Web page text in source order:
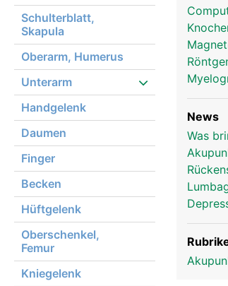
Schulterblatt,
Skapula
Oberarm, Humerus
Unterarm
Handgelenk
Daumen
Finger
Becken
Hüftgelenk
Oberschenkel,
Femur
Kniegelenk
News
Was